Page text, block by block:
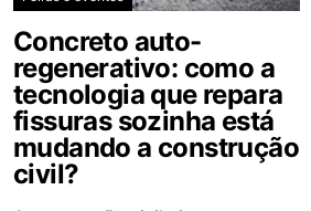
Concreto auto-
regenerativo: como a
tecnologia que repara
fissuras sozinha está
mudando a construção
civil?